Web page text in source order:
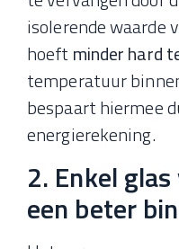
isolerende waarde
hoeftminder hard
temperatuur
bespaart hiermee
energierekening.
2. Enkel
een beter